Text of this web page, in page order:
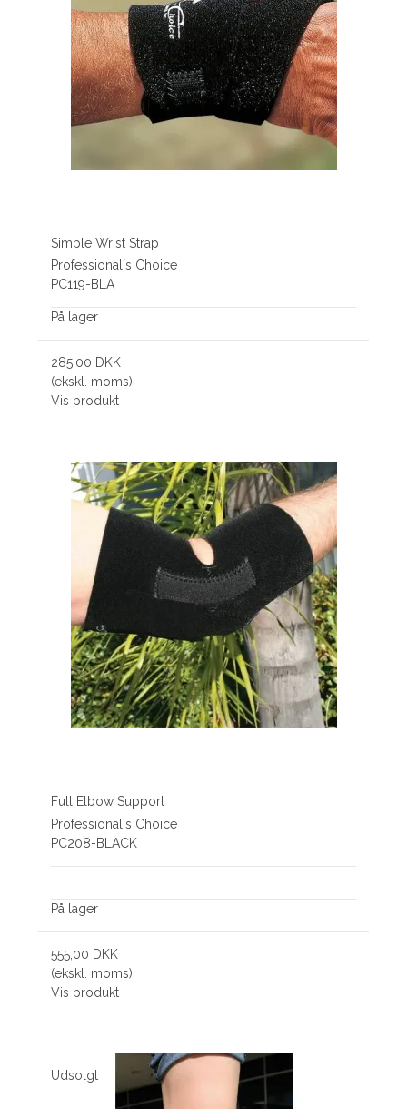
Simple Wrist Strap
Professional´s Choice
PC119-BLA
På lager
285,00 DKK
(ekskl. moms)
Vis produkt
Full Elbow Support
Professional´s Choice
PC208-BLACK
På lager
555,00 DKK
(ekskl. moms)
Vis produkt
Udsolgt